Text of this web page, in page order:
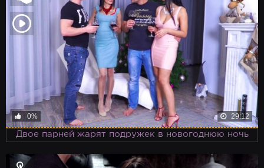
0% 29:12
Двое парней жарят подружек в новогоднюю ночь